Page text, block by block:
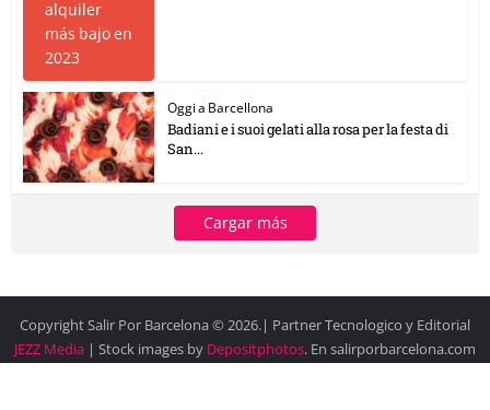
Oggi a Barcellona
Badiani e i suoi gelati alla rosa per la festa di
San...
Cargar más
Copyright Salir Por Barcelona © 2026.| Partner Tecnologico y Editorial
JEZZ Media | Stock images by Depositphotos. En salirporbarcelona.com